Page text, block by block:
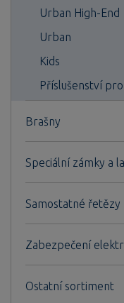
Urban High-End
Urban
Kids
Příslušenství
Brašny
Speciální zámky a
Samostatné řetězy
Zabezpečení
Ostatní sortiment